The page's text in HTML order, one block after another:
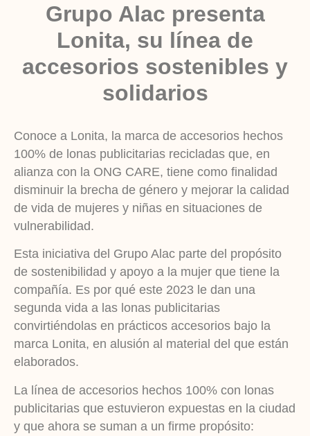
Grupo Alac presenta
Lonita, su línea de
accesorios sostenibles y
solidarios
Conoce a Lonita, la marca de accesorios hechos
100% de lonas publicitarias recicladas que, en
alianza con la ONG CARE, tiene como finalidad
disminuir la brecha de género y mejorar la calidad
de vida de mujeres y niñas en situaciones de
vulnerabilidad.
Esta iniciativa del Grupo Alac parte del propósito
de sostenibilidad y apoyo a la mujer que tiene la
compañía. Es por qué este 2023 le dan una
segunda vida a las lonas publicitarias
convirtiéndolas en prácticos accesorios bajo la
marca Lonita, en alusión al material del que están
elaborados.
La línea de accesorios hechos 100% con lonas
publicitarias que estuvieron expuestas en la ciudad
y que ahora se suman a un firme propósito: